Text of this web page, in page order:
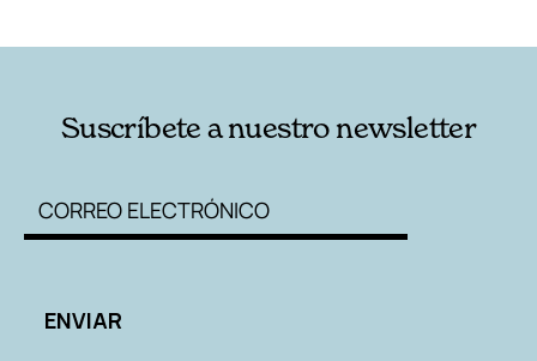
Suscríbete a nuestro newsletter